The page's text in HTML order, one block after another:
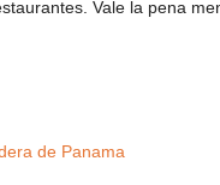
Vale la pena